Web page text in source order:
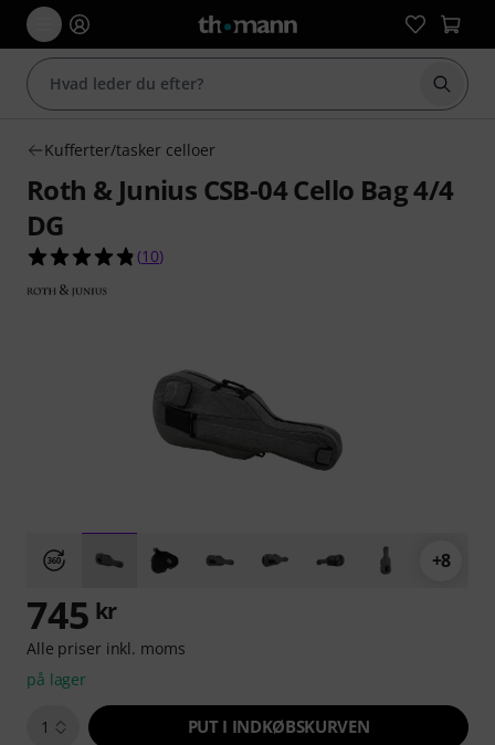
Start
Kufferter/tasker celloer
Roth & Junius CSB-04 Cello Bag 4/4
DG
4.8 ud af 5 stjerner fra 10 kundebedømmelser
(10)
+8
745 kr
Alle priser inkl. moms
på lager
1 PUT I INDKØBSKURVEN